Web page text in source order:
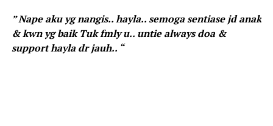
” Nape aku yg nangis.. hayla.. semoga sentiase jd anak
& kwn yg baik Tuk fmly u.. untie always doa &
support hayla dr jauh.. “